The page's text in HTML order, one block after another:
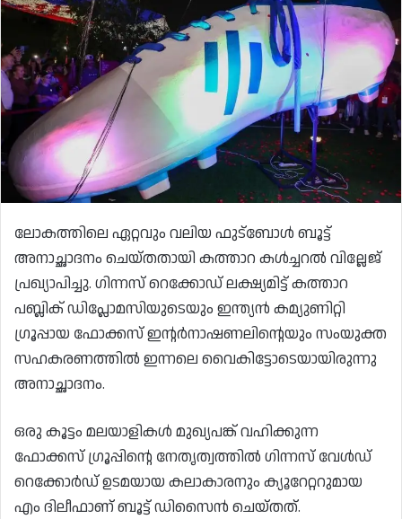
ലോകത്തിലെ ഏറ്റവും വലിയ ഫുട്ബോൾ ബൂട്ട്
അനാച്ഛാദനം ചെയ്തതായി കത്താറ കൾച്ചറൽ വില്ലേജ്
പ്രഖ്യാപിച്ചു. ഗിന്നസ് റെക്കോഡ് ലക്ഷ്യമിട്ട് കത്താറ
പബ്ലിക് ഡിപ്ലോമസിയുടെയും ഇന്ത്യൻ കമ്യുണിറ്റി
ഗ്രൂപ്പായ ഫോക്കസ് ഇന്റർനാഷണലിന്റെയും സംയുക്ത
സഹകരണത്തിൽ ഇന്നലെ വൈകിട്ടോടെയായിരുന്നു
അനാച്ഛാദനം.
ഒരു കൂട്ടം മലയാളികൾ മുഖ്യപങ്ക് വഹിക്കുന്ന
ഫോക്കസ് ഗ്രൂപ്പിന്റെ നേതൃത്വത്തിൽ ഗിന്നസ് വേൾഡ്
റെക്കോർഡ് ഉടമയായ കലാകാരനും ക്യൂറേറ്ററുമായ
എം ദിലീഫാണ് ബൂട്ട് ഡിസൈൻ ചെയ്തത്.